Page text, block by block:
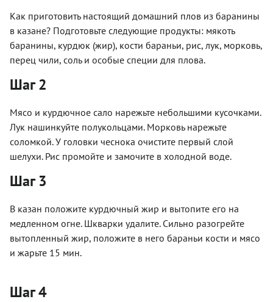
Как приготовить настоящий домашний плов из баранины
в казане? Подготовьте следующие продукты: мякоть
баранины, курдюк (жир), кости бараньи, рис, лук, морковь,
перец чили, соль и особые специи для плова.
Шаг 2
Мясо и курдючное сало нарежьте небольшими кусочками.
Лук нашинкуйте полукольцами. Морковь нарежьте
соломкой. У головки чеснока очистите первый слой
шелухи. Рис промойте и замочите в холодной воде.
Шаг 3
В казан положите курдючный жир и вытопите его на
медленном огне. Шкварки удалите. Сильно разогрейте
вытопленный жир, положите в него бараньи кости и мясо
и жарьте 15 мин.
Шаг 4